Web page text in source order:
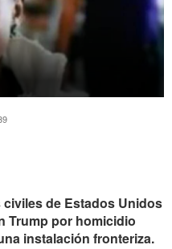
de Estados Unidos
Trump por homicidio
instalación fronteriza.